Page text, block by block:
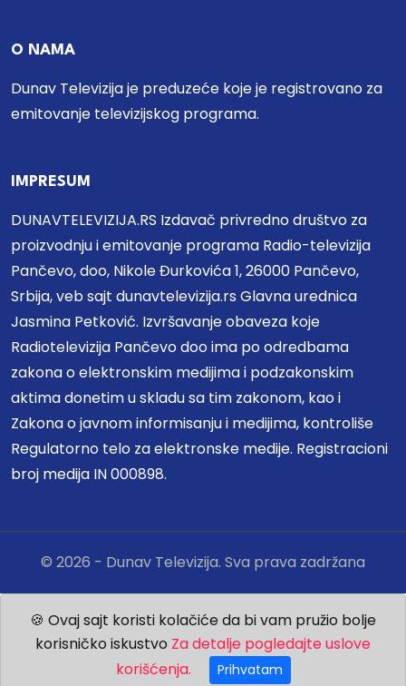
O NAMA
Dunav Televizija je preduzeće koje je registrovano za
emitovanje televizijskog programa.
IMPRESUM
DUNAVTELEVIZIJA.RS Izdavač privredno društvo za
proizvodnju i emitovanje programa Radio-televizija
Pančevo, doo, Nikole Đurkovića 1, 26000 Pančevo,
Srbija, veb sajt dunavtelevizija.rs Glavna urednica
Jasmina Petković. Izvršavanje obaveza koje
Radiotelevizija Pančevo doo ima po odredbama
zakona o elektronskim medijima i podzakonskim
aktima donetim u skladu sa tim zakonom, kao i
Zakona o javnom informisanju i medijima, kontroliše
Regulatorno telo za elektronske medije. Registracioni
broj medija IN 000898.
© 2026 - Dunav Televizija. Sva prava zadržana
🍪 Ovaj sajt koristi kolačiće da bi vam pružio bolje
korisničko iskustvo Za detalje pogledajte uslove
korišćenja.
Prihvatam